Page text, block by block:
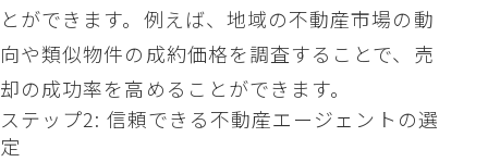
とができます。例えば、地域の不動産市場の動
向や類似物件の成約価格を調査することで、売
却の成功率を高めることができます。
ステップ2: 信頼できる不動産エージェントの選
定